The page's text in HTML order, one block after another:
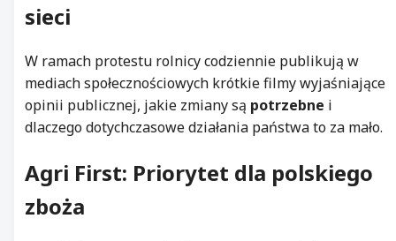
sieci
W ramach protestu rolnicy codziennie publikują w
mediach społecznościowych krótkie filmy wyjaśniające
opinii publicznej, jakie zmiany są potrzebne i
dlaczego dotychczasowe działania państwa to za mało.
Agri First: Priorytet dla polskiego
zboża